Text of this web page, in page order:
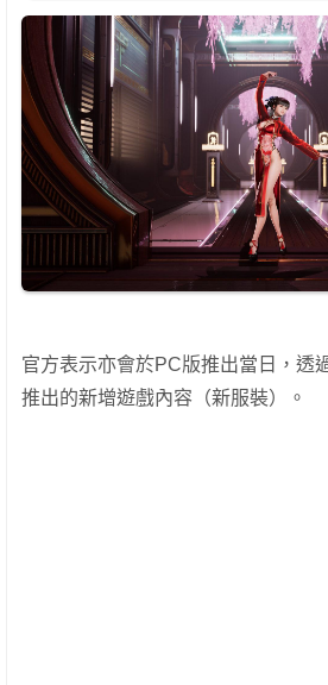
官方表示亦會於PC版推出當日，透
推出的新增遊戲內容（新服裝）。